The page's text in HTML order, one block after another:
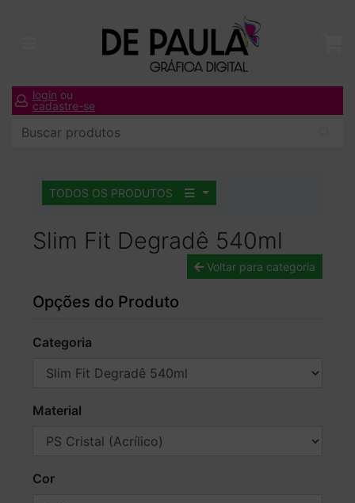
login ou
cadastre-se
TODOS OS PRODUTOS
Slim Fit Degradê 540ml
Voltar para categoria
Opções do Produto
Categoria
Material
Cor